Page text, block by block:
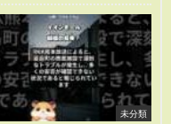
未分類